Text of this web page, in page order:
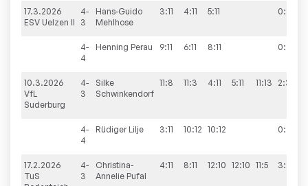
17.3.2026
ESV Uelzen II
4-
3
Hans-Guido
Mehlhose
3:11 4:11 5:11 0:3
4-
4
Henning Perau 9:11 6:11 8:11 0:3
10.3.2026
VfL
Suderburg
4-
3
Silke
Schwinkendorf
11:8 11:3 4:11 5:11 11:13 2:3
4-
4
Rüdiger Lilje 3:11 10:12 10:12 0:3
17.2.2026
TuS
4-
3
Christina-
Annelie Pufal
4:11 8:11 12:10 12:10 11:5 3:2